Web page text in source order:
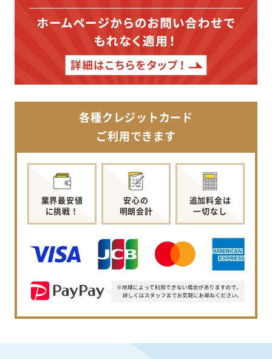
各種クレジットカード
ご利用できます
業界最安値
に挑戦！
安心の
明朗会計
追加料金は
一切なし